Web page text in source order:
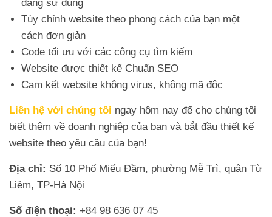
dàng sử dụng
Tùy chỉnh website theo phong cách của bạn một
cách đơn giản
Code tối ưu với các công cụ tìm kiếm
Website được thiết kế Chuẩn SEO
Cam kết website không virus, không mã độc
Liên hệ với chúng tôi ngay hôm nay để cho chúng tôi
biết thêm về doanh nghiệp của bạn và bắt đầu thiết kế
website theo yêu cầu của bạn!
Địa chỉ: Số 10 Phố Miếu Đầm, phường Mễ Trì, quận Từ
Liêm, TP-Hà Nội
Số điện thoại: +84 98 636 07 45